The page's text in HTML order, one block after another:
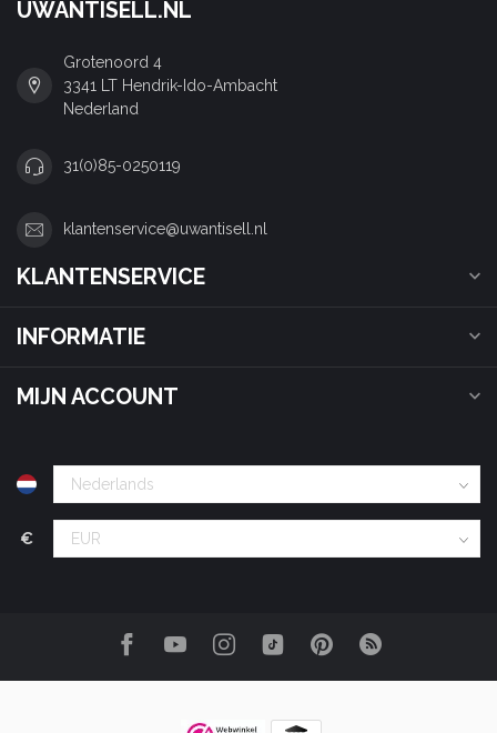
UWANTISELL.NL
Grotenoord 4
3341 LT Hendrik-Ido-Ambacht
Nederland
31(0)85-0250119
klantenservice@uwantisell.nl
KLANTENSERVICE
INFORMATIE
MIJN ACCOUNT
€